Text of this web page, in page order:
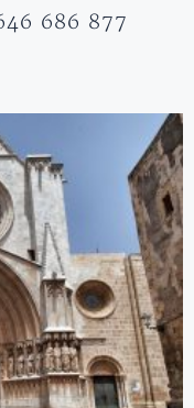
686 877